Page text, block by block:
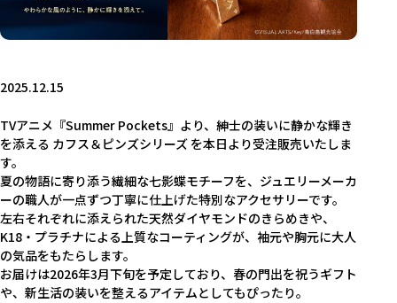
2025.12.15
TVアニメ『Summer Pockets』より、紳士の装いに静かな輝き
を添える カフス＆ピンズシリーズ を本日より受注販売いたしま
す。
夏の物語に寄り添う繊細な七影蝶モチーフを、ジュエリーメーカ
ーの職人が一点ずつ丁寧に仕上げた特別なアクセサリーです。
左右それぞれに添えられた天然ダイヤモンドのきらめきや、
K18・プラチナによる上質なコーティングが、袖元や胸元に大人
の気品をもたらします。
お届けは2026年3月下旬を予定しており、春の門出を祝うギフト
や、新生活の装いを整えるアイテムとしてもぴったり。